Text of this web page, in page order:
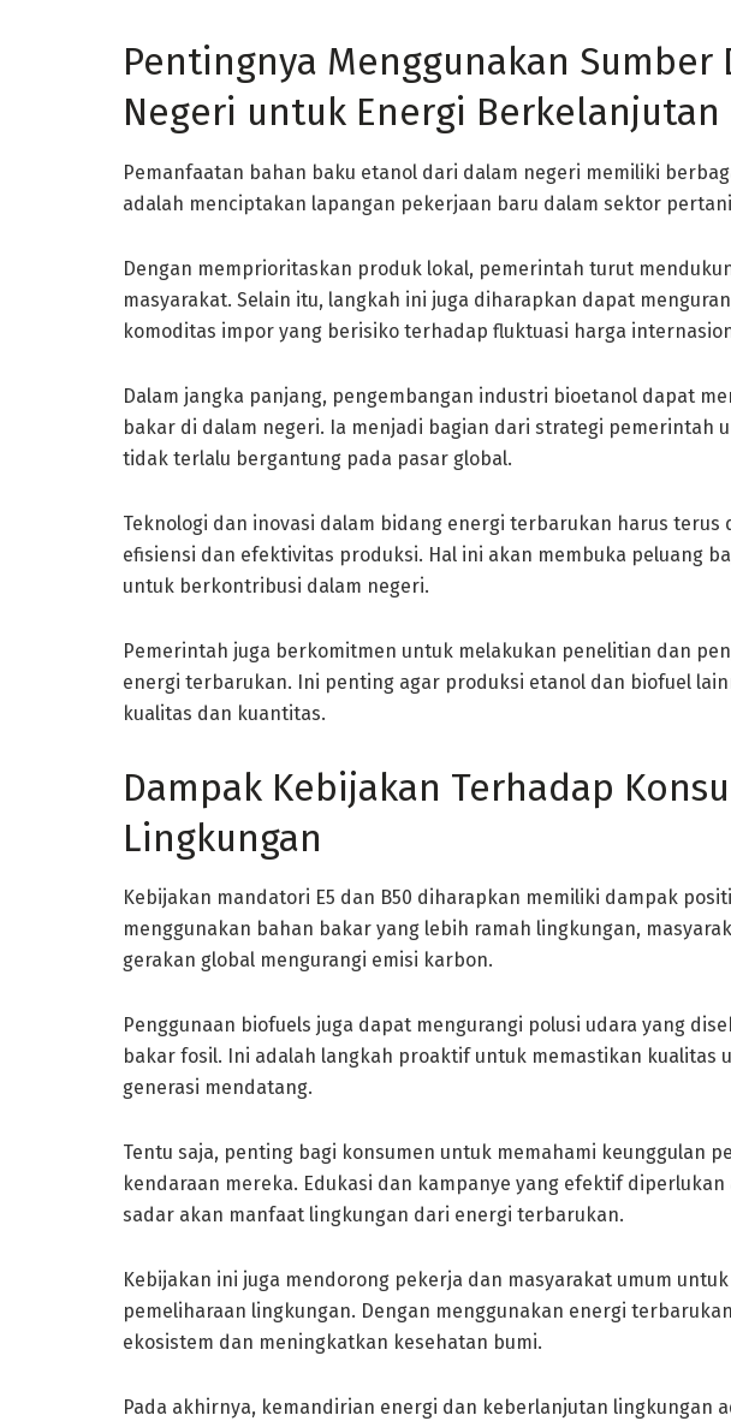
Pentingnya Menggunakan Sumber
Negeri untuk Energi Berkelanjutan
Pemanfaatan bahan baku etanol dari dalam negeri memiliki
adalah menciptakan lapangan pekerjaan baru dalam sektor
Dengan memprioritaskan produk lokal, pemerintah turut
masyarakat. Selain itu, langkah ini juga diharapkan dapat
komoditas impor yang berisiko terhadap fluktuasi harga
Dalam jangka panjang, pengembangan industri bioetanol dapat
bakar di dalam negeri. Ia menjadi bagian dari strategi pemerintah
tidak terlalu bergantung pada pasar global.
Teknologi dan inovasi dalam bidang energi terbarukan harus
efisiensi dan efektivitas produksi. Hal ini akan membuka peluang
untuk berkontribusi dalam negeri.
Pemerintah juga berkomitmen untuk melakukan penelitian dan
energi terbarukan. Ini penting agar produksi etanol dan biofuel
kualitas dan kuantitas.
Dampak Kebijakan Terhadap
Lingkungan
Kebijakan mandatori E5 dan B50 diharapkan memiliki dampak
menggunakan bahan bakar yang lebih ramah lingkungan,
gerakan global mengurangi emisi karbon.
Penggunaan biofuels juga dapat mengurangi polusi udara yang
bakar fosil. Ini adalah langkah proaktif untuk memastikan kualitas
generasi mendatang.
Tentu saja, penting bagi konsumen untuk memahami keunggulan
kendaraan mereka. Edukasi dan kampanye yang efektif
sadar akan manfaat lingkungan dari energi terbarukan.
Kebijakan ini juga mendorong pekerja dan masyarakat umum
pemeliharaan lingkungan. Dengan menggunakan energi
ekosistem dan meningkatkan kesehatan bumi.
Pada akhirnya, kemandirian energi dan keberlanjutan lingkungan